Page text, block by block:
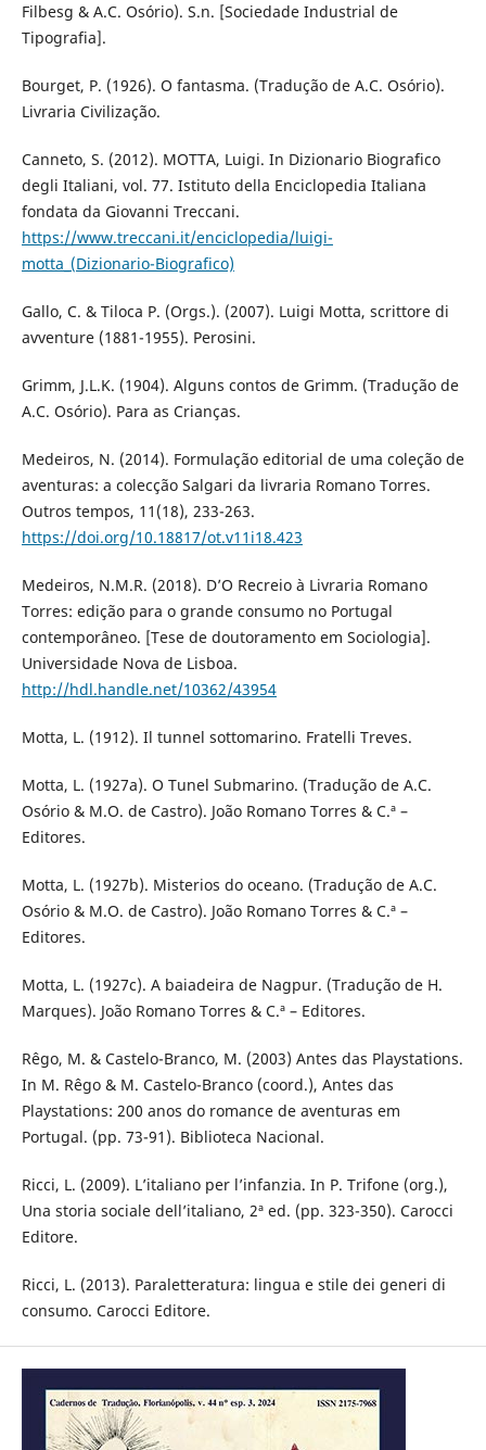
Filbesg & A.C. Osório). S.n. [Sociedade Industrial de
Tipografia].
Bourget, P. (1926). O fantasma. (Tradução de A.C. Osório).
Livraria Civilização.
Canneto, S. (2012). MOTTA, Luigi. In Dizionario Biografico
degli Italiani, vol. 77. Istituto della Enciclopedia Italiana
fondata da Giovanni Treccani.
https://www.treccani.it/enciclopedia/luigi-
motta_(Dizionario-Biografico)
Gallo, C. & Tiloca P. (Orgs.). (2007). Luigi Motta, scrittore di
avventure (1881-1955). Perosini.
Grimm, J.L.K. (1904). Alguns contos de Grimm. (Tradução de
A.C. Osório). Para as Crianças.
Medeiros, N. (2014). Formulação editorial de uma coleção de
aventuras: a colecção Salgari da livraria Romano Torres.
Outros tempos, 11(18), 233-263.
https://doi.org/10.18817/ot.v11i18.423
Medeiros, N.M.R. (2018). D’O Recreio à Livraria Romano
Torres: edição para o grande consumo no Portugal
contemporâneo. [Tese de doutoramento em Sociologia].
Universidade Nova de Lisboa.
http://hdl.handle.net/10362/43954
Motta, L. (1912). Il tunnel sottomarino. Fratelli Treves.
Motta, L. (1927a). O Tunel Submarino. (Tradução de A.C.
Osório & M.O. de Castro). João Romano Torres & C.ª –
Editores.
Motta, L. (1927b). Misterios do oceano. (Tradução de A.C.
Osório & M.O. de Castro). João Romano Torres & C.ª –
Editores.
Motta, L. (1927c). A baiadeira de Nagpur. (Tradução de H.
Marques). João Romano Torres & C.ª – Editores.
Rêgo, M. & Castelo-Branco, M. (2003) Antes das Playstations.
In M. Rêgo & M. Castelo-Branco (coord.), Antes das
Playstations: 200 anos do romance de aventuras em
Portugal. (pp. 73-91). Biblioteca Nacional.
Ricci, L. (2009). L’italiano per l’infanzia. In P. Trifone (org.),
Una storia sociale dell’italiano, 2ª ed. (pp. 323-350). Carocci
Editore.
Ricci, L. (2013). Paraletteratura: lingua e stile dei generi di
consumo. Carocci Editore.